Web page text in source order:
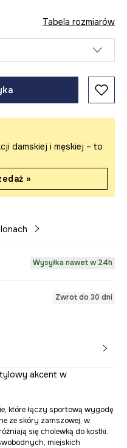
Tabela rozmiarów
damskiej i męskiej – to
»
Wysyłka nawet w 24h
Zwrot do 30 dni
akcent w
które łączy sportową wygodę
ze skóry zamszowej, w
się cholewką do kostki.
miejskich